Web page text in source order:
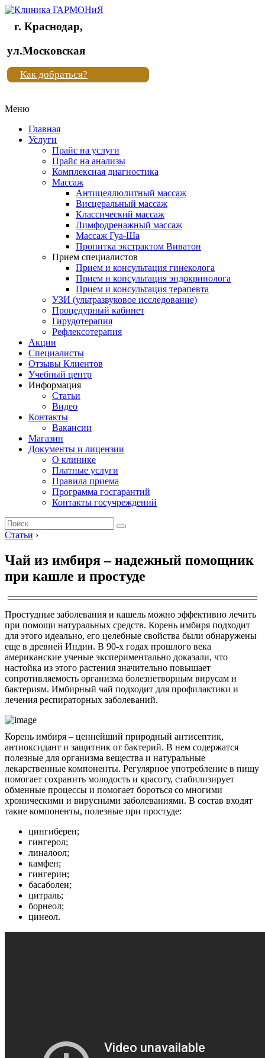
Клиника
"Новая
жизнь"
Клиника
жизнь"
г. Краснодар,
ул.Московская
Как добраться?
Меню
Главная
Услуги
Прайс на услуги
Прайс на анализы
Комплексная диагностика
Массаж
Антицеллюлитный массаж
Висцеральный массаж
Классический массаж
Лимфодренажный массаж
Массаж Гуа-Ша
Пропитка экстрактом Виватон
Прием специалистов
Прием и консультация гинеколога
Прием и консультация эндокринолога
Прием и консультация терапевта
УЗИ (ультразвуковое исследование)
Процедурный кабинет
Гирудотерапия
Рефлексотерапия
Акции
Специалисты
Отзывы Клиентов
Учебный центр
Информация
Статьи
Видео
Контакты
Вакансии
Магазин
Документы и лицензии
О клинике
Платные услуги
Правила приема
Программа госгарантий
Контакты госучреждений
Статьи ›
Чай из имбиря – надежный помощник
при кашле и простуде
Простудные заболевания и кашель можно эффективно лечить
при помощи натуральных средств. Корень имбиря подходит
для этого идеально, его целебные свойства были обнаружены
еще в древней Индии. В 90-х годах прошлого века
американские ученые экспериментально доказали, что
настойка из этого растения значительно повышает
сопротивляемость организма болезнетворным вирусам и
бактериям. Имбирный чай подходит для профилактики и
лечения респираторных заболеваний.
Корень имбиря – ценнейший природный антисептик,
антиоксидант и защитник от бактерий. В нем содержатся
полезные для организма вещества и натуральные
лекарственные компоненты. Регулярное употребление в пищу
помогает сохранить молодость и красоту, стабилизирует
обменные процессы и помогает бороться со многими
хроническими и вирусными заболеваниями. В состав входят
такие компоненты, полезные при простуде:
цингиберен;
гингерол;
линалоол;
камфен;
гингерин;
басаболен;
цитраль;
борнеол;
цинеол.